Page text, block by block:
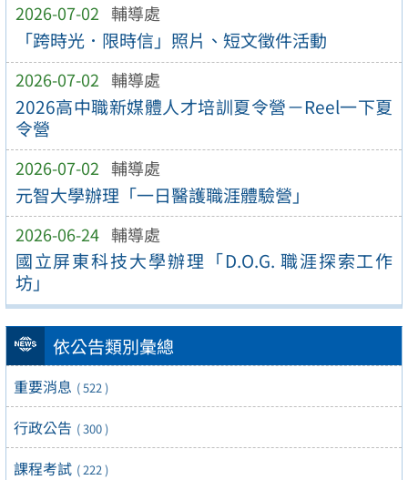
2026-07-02 輔導處
「跨時光．限時信」照片、短文徵件活動
2026-07-02 輔導處
2026高中職新媒體人才培訓夏令營－Reel一下夏
令營
2026-07-02 輔導處
元智大學辦理「一日醫護職涯體驗營」
2026-06-24 輔導處
國立屏東科技大學辦理「D.O.G. 職涯探索工作
坊」
依公告類別彙總
重要消息 ( 522 )
行政公告 ( 300 )
課程考試 ( 222 )